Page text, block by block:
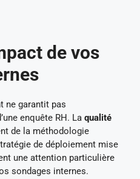
de vos
ne garantit pas
enquête RH. La qualité
de la méthodologie
de déploiement mise
une attention particulière
sondages internes.